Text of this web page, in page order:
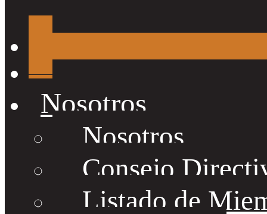
Nosotros
Nosotros
Consejo
Listado de